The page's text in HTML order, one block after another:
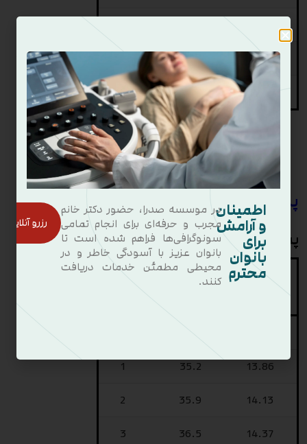
18.50
47.0
18.58
47.2
24
دور سر نوزاد
پسران: دور سر از بدو تولد تا ۲۴ ماهگی
پسران در هفته
دور سر
دور سر
13.86
35.2
1
14.13
35.9
2
14.37
36.5
3
اطمینان
و آرامش
برای
بانوان
محترم
در موسسه صدرا، حضور دکتر خانم
مجرب و حرفه‌ای برای انجام تمامی
سونوگرافی‌ها فراهم شده است تا
بانوان عزیز با آسودگی خاطر و در
محیطی مطمئن خدمات دریافت
کنند.
رزرو آنلاین